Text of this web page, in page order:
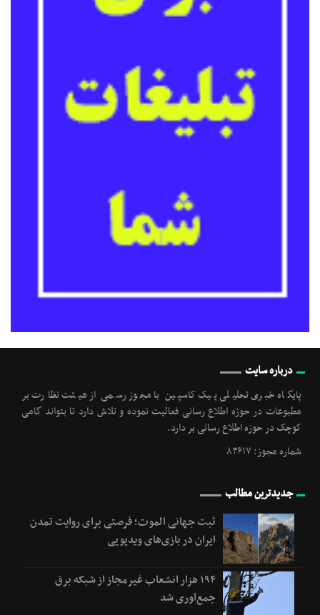
درباره سایت
پایگاه خبری تحلیلی پیک کاسپین با مجوز رسمی از هیئت نظارت بر
مطبوعات در حوزه اطلاع رسانی فعالیت نموده و تلاش دارد تا بتواند گامی
کوچک در حوزه اطلاع رسانی بر دارد.
شماره مجوز: ۸۳۶۱۷
جدیدترین مطالب
ثبت جهانی الموت؛ فرصتی برای روایت تمدن
ایران در بازی‌های ویدیویی
۱۹۴ هزار انشعاب غیرمجاز از شبکه برق
جمع‌آوری شد